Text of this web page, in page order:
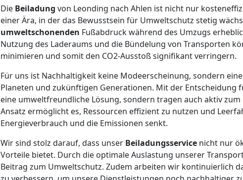
Die Beiladung von Leonding nach Ahlen ist nicht nur
einer Ära, in der das Bewusstsein für Umweltschutz stetig
umweltschonenden Fußabdruck während des Umzugs
Nutzung des Laderaums und die Bündelung von Transporten
minimieren und somit den CO2-Ausstoß signifikant verringern.
Für uns ist Nachhaltigkeit keine Modeerscheinung, sondern
Planeten und zukünftigen Generationen. Mit der Entscheidung
eine umweltfreundliche Lösung, sondern tragen auch aktiv
Ansatz ermöglicht es, Ressourcen effizient zu nutzen und
Energieverbrauch und die Emissionen senkt.
Wir sind stolz darauf, dass unser Beiladungsservice nicht nur
Vorteile bietet. Durch die optimale Auslastung unserer
Beitrag zum Umweltschutz. Zudem arbeiten wir kontinuierlich